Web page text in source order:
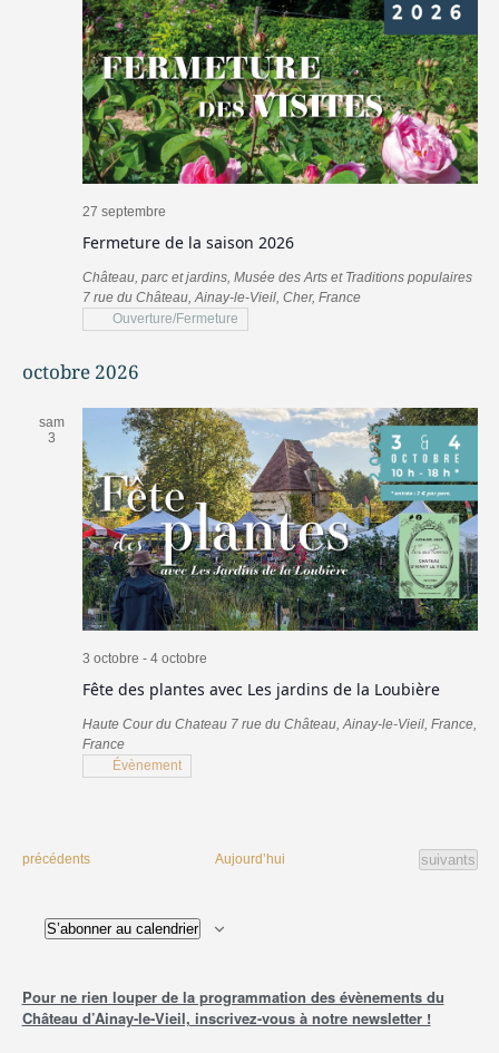
Fermeture de la saison 2026
27 septembre
Château, parc et jardins, Musée des Arts et Traditions populaires
7 rue du Château, Ainay-le-Vieil, Cher, France
Ouverture/Fermeture
octobre 2026
sam
3
Fête des plantes avec Les jardins de la Loubière
3 octobre - 4 octobre
Haute Cour du Chateau 7 rue du Château, Ainay-le-Vieil, France,
France
Évènement
Évènements
précédents Aujourd’hui suivants
S’abonner au calendrier
Pour ne rien louper de la programmation des évènements du
Château d’Ainay-le-Vieil, inscrivez-vous à notre newsletter !